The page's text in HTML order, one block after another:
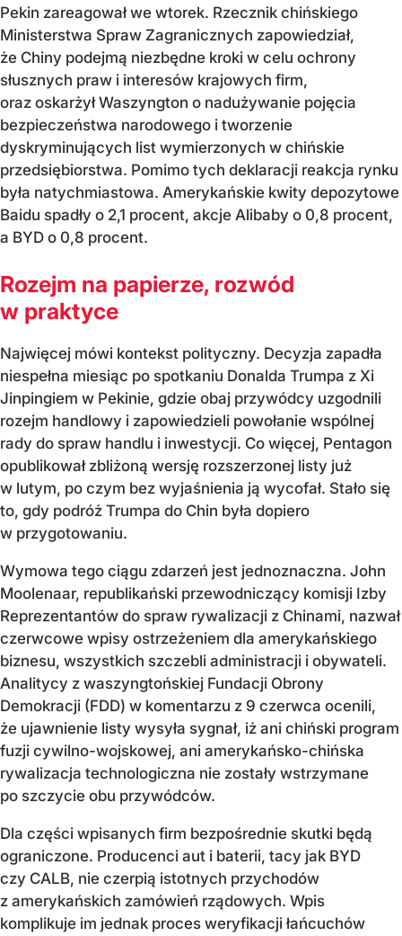
Pekin zareagował we wtorek. Rzecznik chińskiego
Ministerstwa Spraw Zagranicznych zapowiedział,
że Chiny podejmą niezbędne kroki w celu ochrony
słusznych praw i interesów krajowych firm,
oraz oskarżył Waszyngton o nadużywanie pojęcia
bezpieczeństwa narodowego i tworzenie
dyskryminujących list wymierzonych w chińskie
przedsiębiorstwa. Pomimo tych deklaracji reakcja rynku
była natychmiastowa. Amerykańskie kwity depozytowe
Baidu spadły o 2,1 procent, akcje Alibaby o 0,8 procent,
a BYD o 0,8 procent.
Rozejm na papierze, rozwód
w praktyce
Najwięcej mówi kontekst polityczny. Decyzja zapadła
niespełna miesiąc po spotkaniu Donalda Trumpa z Xi
Jinpingiem w Pekinie, gdzie obaj przywódcy uzgodnili
rozejm handlowy i zapowiedzieli powołanie wspólnej
rady do spraw handlu i inwestycji. Co więcej, Pentagon
opublikował zbliżoną wersję rozszerzonej listy już
w lutym, po czym bez wyjaśnienia ją wycofał. Stało się
to, gdy podróż Trumpa do Chin była dopiero
w przygotowaniu.
Wymowa tego ciągu zdarzeń jest jednoznaczna. John
Moolenaar, republikański przewodniczący komisji Izby
Reprezentantów do spraw rywalizacji z Chinami, nazwał
czerwcowe wpisy ostrzeżeniem dla amerykańskiego
biznesu, wszystkich szczebli administracji i obywateli.
Analitycy z waszyngtońskiej Fundacji Obrony
Demokracji (FDD) w komentarzu z 9 czerwca ocenili,
że ujawnienie listy wysyła sygnał, iż ani chiński program
fuzji cywilno-wojskowej, ani amerykańsko-chińska
rywalizacja technologiczna nie zostały wstrzymane
po szczycie obu przywódców.
Dla części wpisanych firm bezpośrednie skutki będą
ograniczone. Producenci aut i baterii, tacy jak BYD
czy CALB, nie czerpią istotnych przychodów
z amerykańskich zamówień rządowych. Wpis
komplikuje im jednak proces weryfikacji łańcuchów